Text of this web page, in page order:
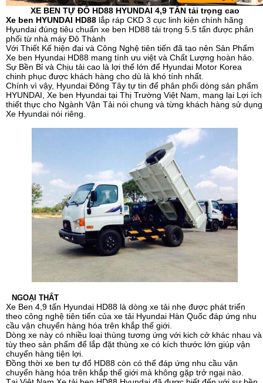
XE BEN TỰ ĐỔ HD88 HYUNDAI 4,9 TẤN tải trọng cao
Xe ben HYUNDAI HD88 lắp ráp CKD 3 cục linh kiện chính hãng
Hyundai đúng tiêu chuẩn xe ben HD88 tải trọng 5.5 tấn được phân
phối từ nhà máy Đô Thành
Với Thiết Kế hiện đại và Công Nghệ tiên tiến đã tạo nên Sản Phẩm
Xe ben Hyundai HD88 mang tính ưu việt và Chất Lượng hoàn hảo.
Sự Bền Bỉ và Chịu tải cao là lợi thế lớn để Hyundai Motor Korea
chinh phục được khách hàng cho dù là khó tính nhất.
Chính vì vậy, Hyundai Đông Tây tự tin để phân phối dòng sản phẩm
HYUNDAI, Xe ben Hyundai tại Thị Trường Việt Nam, mang lại Lợi ích
thiết thực cho Ngành Vận Tải nói chung và từng khách hàng sử dụng
Xe Hyundai nói riêng.
NGOẠI THẤT
Xe Ben 4,9 tấn Hyundai HD88 là dòng xe tải nhẹ được phát triển
theo công nghệ tiên tiến của xe tải Hyundai Hàn Quốc đáp ứng nhu
cầu vận chuyển hàng hóa trên khắp thế giới.
Dòng xe này có nhiều loại thùng tương ứng với kich cở khác nhau và
tùy theo sản phẩm để lắp đặt thùng xe có kích thước lớn giúp vận
chuyển hàng tiện lợi.
Đồng thời xe ben tự đổ HD88 còn có thể đáp ứng nhu cầu vận
chuyển hàng hóa trên khắp thế giới mà không gặp trở ngại nào.